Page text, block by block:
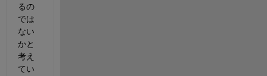
るの
では
ない
かと
考え
てい